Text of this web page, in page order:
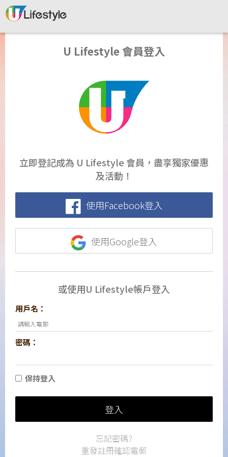
U Lifestyle 會員登入
立即登記成為 U Lifestyle 會員，盡享獨家優惠
及活動！
使用Facebook登入
使用Google登入
或使用U Lifestyle帳戶登入
用戶名：
密碼：
保持登入
登入
忘記密碼?
重發註冊確認電郵